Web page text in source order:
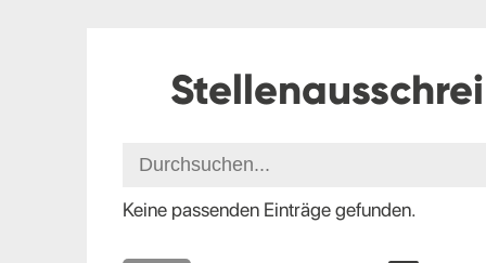
Keine passenden Einträge gefunden.